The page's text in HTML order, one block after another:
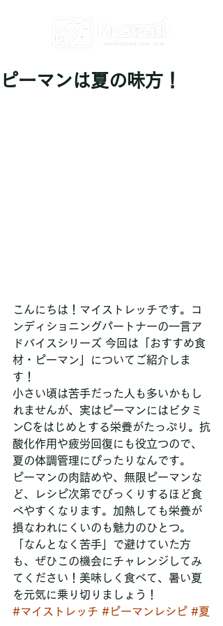
ピーマンは夏の味方！
こんにちは！マイストレッチです。コ
ンディショニングパートナーの一言ア
ドバイスシリーズ 今回は「おすすめ食
材・ピーマン」についてご紹介しま
す！
小さい頃は苦手だった人も多いかもし
れませんが、実はピーマンにはビタミ
ンCをはじめとする栄養がたっぷり。抗
酸化作用や疲労回復にも役立つので、
夏の体調管理にぴったりなんです。
ピーマンの肉詰めや、無限ピーマンな
ど、レシピ次第でびっくりするほど食
べやすくなります。加熱しても栄養が
損なわれにくいのも魅力のひとつ。
「なんとなく苦手」で避けていた方
も、ぜひこの機会にチャレンジしてみ
てください！美味しく食べて、暑い夏
を元気に乗り切りましょう！
#マイストレッチ #ピーマンレシピ #夏